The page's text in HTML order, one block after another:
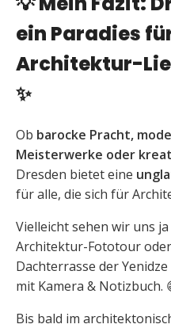
ein Paradies
Architektur-
✨
Ob barocke Pracht,
Meisterwerke oder
Dresden bietet eine
für alle, die sich für
Vielleicht sehen wir uns
Architektur-Fototour
Dachterrasse der
mit Kamera & Notizbuch.
Bis bald im